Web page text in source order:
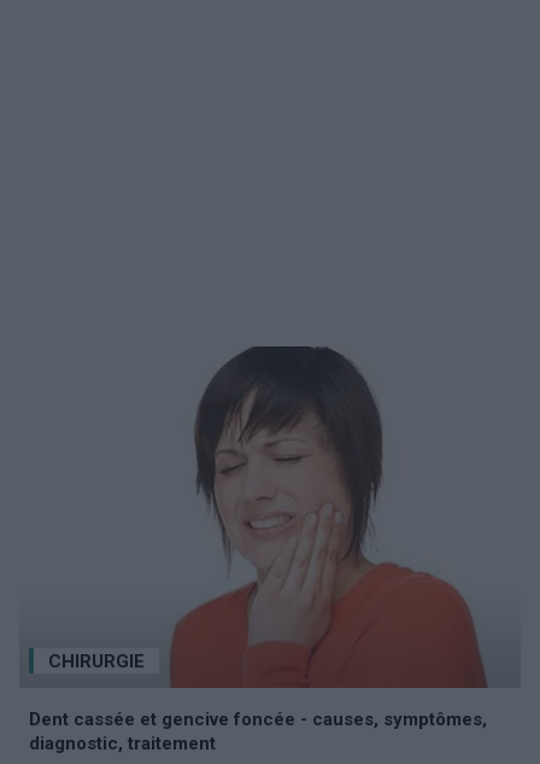
CHIRURGIE
Dent cassée et gencive foncée - causes, symptômes,
diagnostic, traitement